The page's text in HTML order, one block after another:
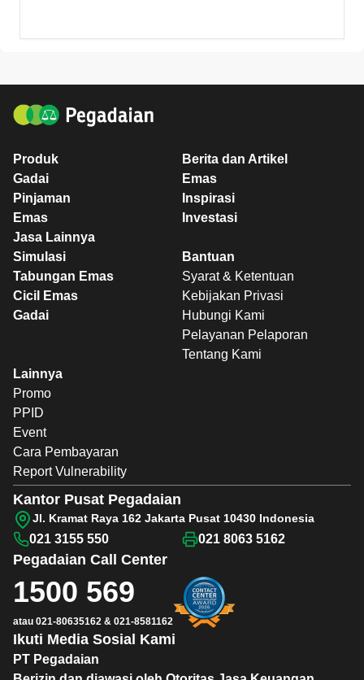
Produk
Gadai
Pinjaman
Emas
Jasa Lainnya
Berita dan Artikel
Emas
Inspirasi
Investasi
Simulasi
Tabungan Emas
Cicil Emas
Gadai
Bantuan
Syarat & Ketentuan
Kebijakan Privasi
Hubungi Kami
Pelayanan Pelaporan
Tentang Kami
Lainnya
Promo
PPID
Event
Cara Pembayaran
Report Vulnerability
PT Pegadaian
Ikuti Media Sosial Kami
Pegadaian Call Center
1500 569
atau 021-80635162 & 021-8581162
Kantor Pusat Pegadaian
Jl. Kramat Raya 162 Jakarta Pusat 10430 Indonesia
021 3155 550 021 8063 5162